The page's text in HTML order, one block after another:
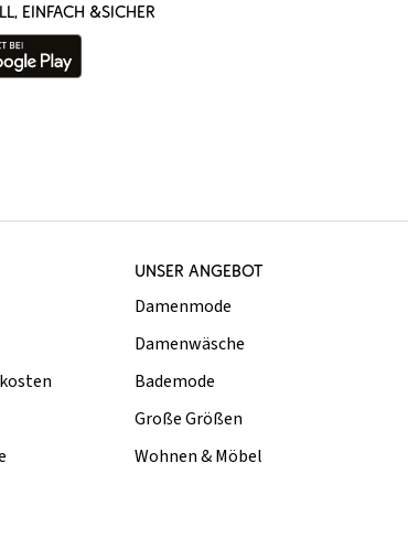
EINFACH &SICHER
UNSER ANGEBOT
Damenmode
Damenwäsche
Bademode
Große Größen
Wohnen & Möbel